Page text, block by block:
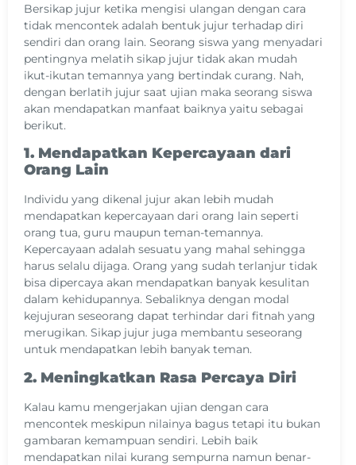
Bersikap jujur ketika mengisi ulangan dengan cara
tidak mencontek adalah bentuk jujur terhadap diri
sendiri dan orang lain. Seorang siswa yang menyadari
pentingnya melatih sikap jujur tidak akan mudah
ikut-ikutan temannya yang bertindak curang. Nah,
dengan berlatih jujur saat ujian maka seorang siswa
akan mendapatkan manfaat baiknya yaitu sebagai
berikut.
1. Mendapatkan Kepercayaan dari
Orang Lain
Individu yang dikenal jujur akan lebih mudah
mendapatkan kepercayaan dari orang lain seperti
orang tua, guru maupun teman-temannya.
Kepercayaan adalah sesuatu yang mahal sehingga
harus selalu dijaga. Orang yang sudah terlanjur tidak
bisa dipercaya akan mendapatkan banyak kesulitan
dalam kehidupannya. Sebaliknya dengan modal
kejujuran seseorang dapat terhindar dari fitnah yang
merugikan. Sikap jujur juga membantu seseorang
untuk mendapatkan lebih banyak teman.
2. Meningkatkan Rasa Percaya Diri
Kalau kamu mengerjakan ujian dengan cara
mencontek meskipun nilainya bagus tetapi itu bukan
gambaran kemampuan sendiri. Lebih baik
mendapatkan nilai kurang sempurna namun benar-